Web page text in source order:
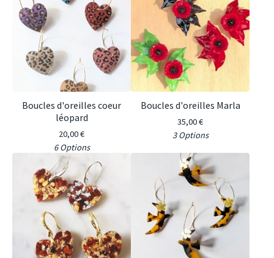
Boucles d'oreilles coeur
léopard
20,00€
6 Options
Boucles d'oreilles Marla
35,00€
3 Options